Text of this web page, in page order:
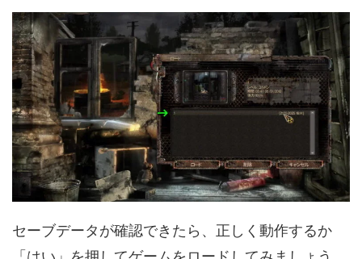
セーブデータが確認できたら、正しく動作するか